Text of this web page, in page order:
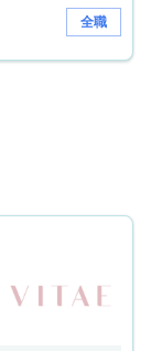
全職